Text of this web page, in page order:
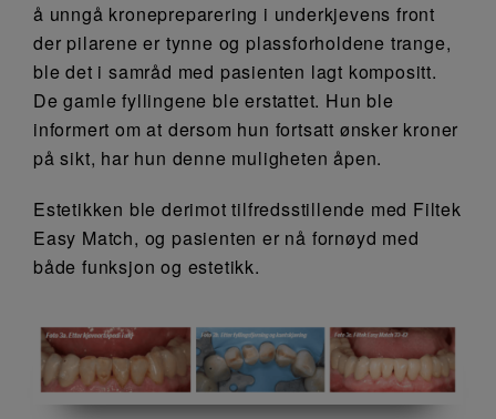
å unngå kronepreparering i underkjevens front
der pilarene er tynne og plassforholdene trange,
ble det i samråd med pasienten lagt kompositt.
De gamle fyllingene ble erstattet. Hun ble
informert om at dersom hun fortsatt ønsker kroner
på sikt, har hun denne muligheten åpen.
Estetikken ble derimot tilfredsstillende med Filtek
Easy Match, og pasienten er nå fornøyd med
både funksjon og estetikk.